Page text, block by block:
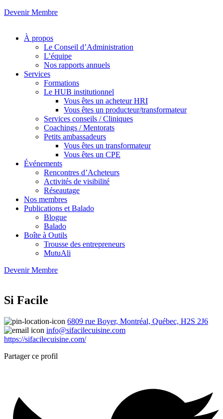
Devenir Membre
À propos
Le Conseil d’Administration
L’équipe
Nos rapports annuels
Services
Formations
Le HUB institutionnel
Vous êtes un acheteur HRI
Vous êtes un producteur/transformateur
Services conseils / Cliniques
Coachings / Mentorats
Petits ambassadeurs
Vous êtes un transformateur
Vous êtes un CPE
Événements
Rencontres d’Acheteurs
Activités de visibilité
Réseautage
Nos membres
Publications et Balado
Blogue
Balado
Boîte à Outils
Trousse des entrepreneurs
MutuAli
Devenir Membre
Si Facile
6809 rue Boyer, Montréal, Québec, H2S 2J6
info@sifacilecuisine.com
https://sifacilecuisine.com/
Partager ce profil